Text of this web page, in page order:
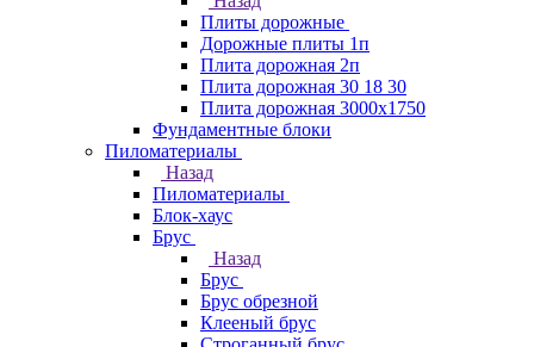
Плиты дорожные
Дорожные плиты 1п
Плита дорожная 2п
Плита дорожная 30 18 30
Плита дорожная 3000х1750
Фундаментные блоки
Пиломатериалы
Назад
Пиломатериалы
Блок-хаус
Брус
Назад
Брус
Брус обрезной
Клееный брус